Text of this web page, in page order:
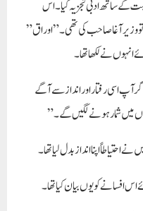
ساتھ ادبی تجزيہ کیا۔اس
تو وزیر آغا صاحب کی تھی۔”اوراق”
نے لکھا تھا۔
آپ اسی رفتار اور انداز سے آگے
میں شمار ہونے لگیں گے۔”
احتیاطاً اپنا انداز بدل لیا تھا۔
افسانے کو یوں بیان کیا تھا ۔